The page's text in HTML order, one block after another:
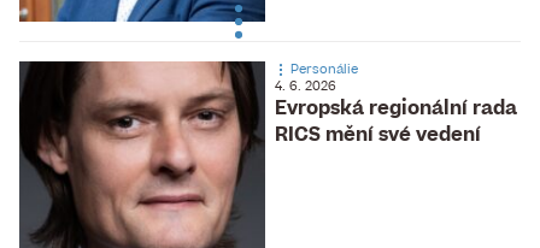
Evropská regionální rada
RICS mění své vedení
Personálie
4. 6. 2026